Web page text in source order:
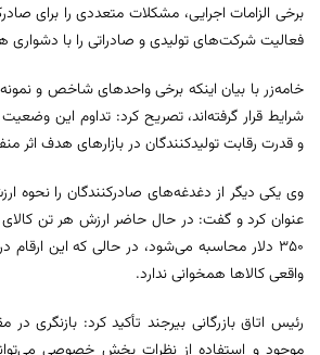
برخی الزامات اجرایی، مشکلات متعددی را برای
فعالیت شرکت‌های تولیدی و صادراتی را با
خامه‌زر با بیان اینکه برخی واحدهای شاخص و
شرایط قرار گرفته‌اند، تصریح کرد: تداوم این
و قدرت رقابت تولیدکنندگان در بازارهای هدف اثر
وی یکی دیگر از دغدغه‌های صادرکنندگان را نحوه
۳۵۰ دلار محاسبه می‌شود، در حالی که این ارقام
واقعی کالاها همخوانی ندارد.
رئیس اتاق بازرگانی بیرجند تأکید کرد: بازنگری در
موجود و استفاده از نظرات بخش خصوصی